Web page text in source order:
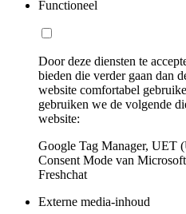
Functioneel
Door deze diensten te
bieden die verder gaan dan
website comfortabel
gebruiken we de volgende
website:
Google Tag Manager, UET
Consent Mode van
Freshchat
Externe media-inhoud